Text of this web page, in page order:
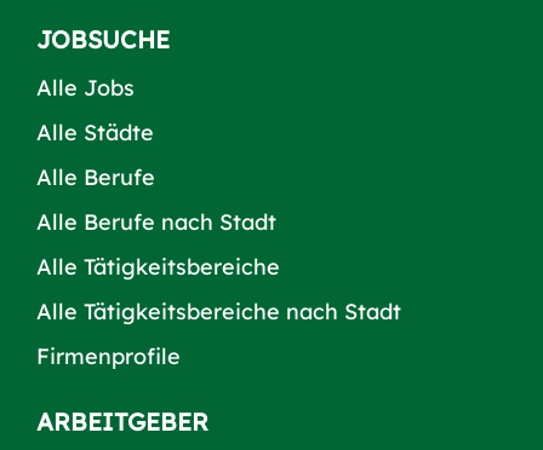
JOBSUCHE
Alle Jobs
Alle Städte
Alle Berufe
Alle Berufe nach Stadt
Alle Tätigkeitsbereiche
Alle Tätigkeitsbereiche nach Stadt
Firmenprofile
ARBEITGEBER